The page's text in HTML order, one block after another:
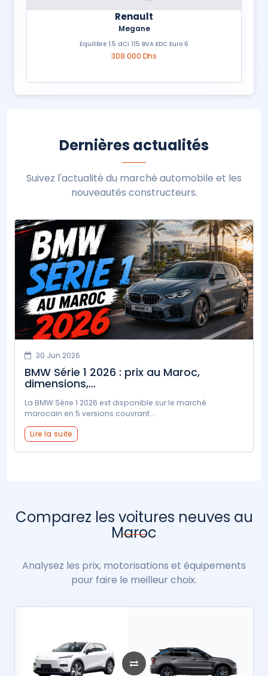
Renault
Megane
Equilibre 1.5 dCi 115 BVA EDC Euro 6
308 000 Dhs
Dernières actualités
Suivez l'actualité du marché automobile et les
nouveautés constructeurs.
30 Jun 2026
BMW Série 1 2026 : prix au Maroc,
dimensions,...
La BMW Série 1 2026 est disponible sur le marché
marocain en 5 versions couvrant...
Lire la suite
Comparez les voitures neuves au
Maroc
Analysez les prix, motorisations et équipements
pour faire le meilleur choix.